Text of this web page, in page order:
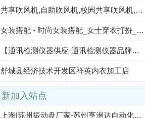
共享吹风机,自助吹风机,校园共享吹风机,扫码吹风机,刷卡吹风机,刷脸吹风机
女装搭配 - 时尚女装搭配_女士穿衣打扮_女生服饰搭配_女士穿衣搭配网
【通讯检测仪器供应-通讯检测仪器品牌】通讯检测仪器价格查询-材料网
舒城县经济技术开发区祥英内衣加工店
新加入站点
上海|苏州振动盘厂家-苏州亨洲达自动化科技有限公司